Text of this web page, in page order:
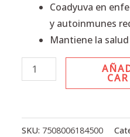
Coadyuva en
y autoinmunes
Mantiene la
SKU: 7508006184500